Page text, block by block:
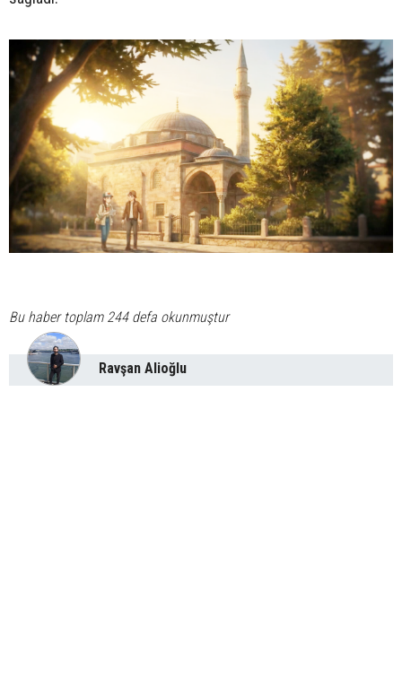
Bu haber toplam 244 defa okunmuştur
Ravşan Alioğlu